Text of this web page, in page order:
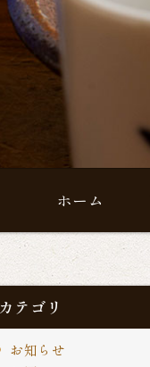
ホーム
カテゴリ
お知らせ